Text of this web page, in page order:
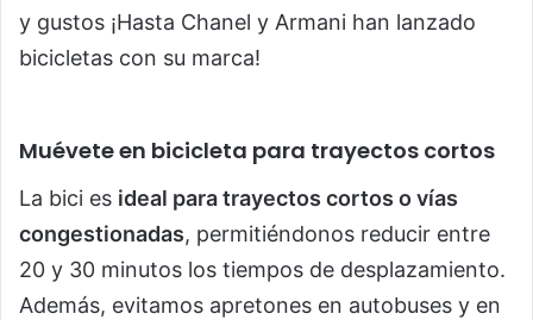
y gustos ¡Hasta Chanel y Armani han lanzado
bicicletas con su marca!
Muévete en bicicleta para trayectos cortos
La bici es ideal para trayectos cortos o vías
congestionadas, permitiéndonos reducir entre
20 y 30 minutos los tiempos de desplazamiento.
Además, evitamos apretones en autobuses y en